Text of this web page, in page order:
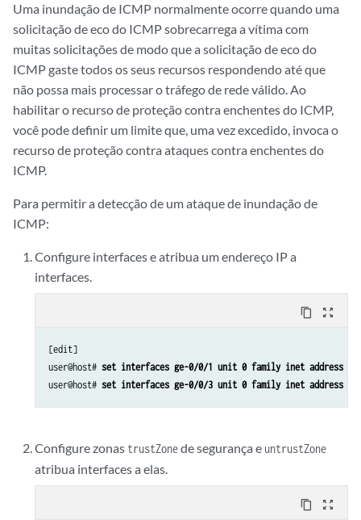
Uma inundação de ICMP normalmente ocorre quando uma
solicitação de eco do ICMP sobrecarrega a vítima com
muitas solicitações de modo que a solicitação de eco do
ICMP gaste todos os seus recursos respondendo até que
não possa mais processar o tráfego de rede válido. Ao
habilitar o recurso de proteção contra enchentes do ICMP,
você pode definir um limite que, uma vez excedido, invoca o
recurso de proteção contra ataques contra enchentes do
ICMP.
Para permitir a detecção de um ataque de inundação de
ICMP:
Configure interfaces e atribua um endereço IP a
interfaces.
content_copy zoom_out_map
[edit]
user@host# set interfaces ge-0/0/1 unit 0 family inet address
user@host# set interfaces ge-0/0/3 unit 0 family inet address
Configure zonas trustZonede segurança e untrustZone
atribua interfaces a elas.
content_copy zoom_out_map